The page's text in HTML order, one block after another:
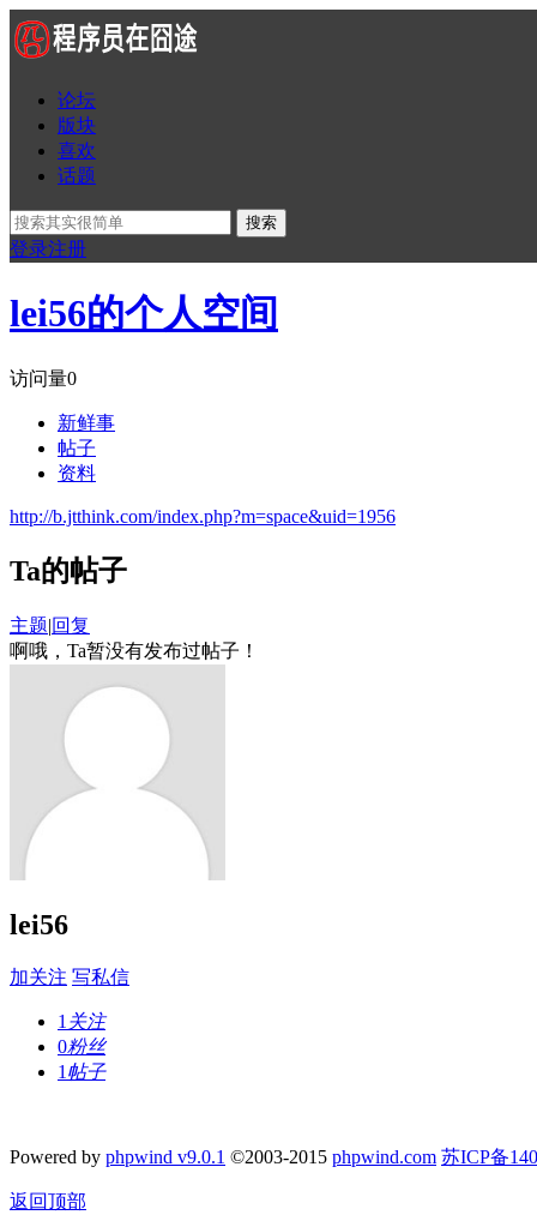
论坛
版块
喜欢
话题
搜索
登录注册
lei56的个人空间
访问量0
新鲜事
帖子
资料
http://b.jtthink.com/index.php?m=space&uid=1956
Ta的帖子
主题|回复
啊哦，Ta暂没有发布过帖子！
lei56
加关注 写私信
1 关注
0粉丝
1 帖子
Powered by phpwind v9.0.1 ©2003-2015 phpwind.com 苏ICP备
返回顶部